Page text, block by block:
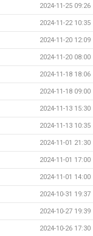
2024-11-25 09:26
2024-11-22 10:35
2024-11-20 12:09
2024-11-20 08:00
2024-11-18 18:06
2024-11-18 09:00
2024-11-13 15:30
2024-11-13 10:35
2024-11-01 21:30
2024-11-01 17:00
2024-11-01 14:00
2024-10-31 19:37
2024-10-27 19:39
2024-10-26 17:30